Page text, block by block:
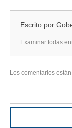
Escrito por
Examinar todas
Los comentarios